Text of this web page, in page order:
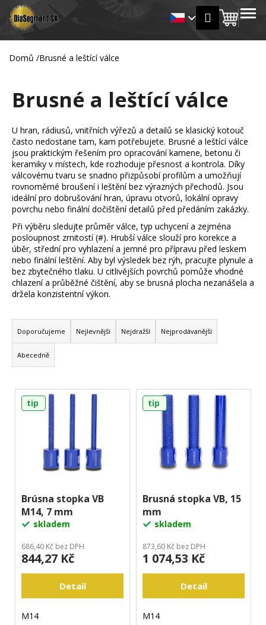
Přejít
obsah
Přihlášení
košík
MENU
Domů /Brusné a leštící válce
Brusné a leštící válce
U hran, rádiusů, vnitřních výřezů a detailů se klasický kotouč
často nedostane tam, kam potřebujete. Brusné a leštící válce
jsou praktickým řešením pro opracování kamene, betonu či
keramiky v místech, kde rozhoduje přesnost a kontrola. Díky
válcovému tvaru se snadno přizpůsobí profilům a umožňují
rovnoměrné broušení i leštění bez výrazných přechodů. Jsou
ideální pro dobrušování hran, úpravu otvorů, lokální opravy
povrchu nebo finální dočištění detailů před předáním zakázky.
Při výběru sledujte průměr válce, typ uchycení a zejména
posloupnost zrnitostí (#). Hrubší válce slouží pro korekce a
úběr, střední pro vyhlazení a jemné pro přípravu před leskem
nebo finální leštění. Aby byl výsledek bez rýh, pracujte plynule a
bez zbytečného tlaku. U citlivějších povrchů pomůže vhodné
chlazení a průběžné čištění, aby se brusná plocha nezanášela a
držela konzistentní výkon.
Ř
a
z
e
í
Doporučujeme Nejlevnější Nejdražší Nejprodávanější
Abecedně
V
tip
Brúsna stopka VB
M14, 7 mm
skladem
686,40 Kč bez DPH
844,27 Kč
Detail
M14
tip
Brusná stopka VB, 15
mm
skladem
873,60 Kč bez DPH
1 074,53 Kč
Detail
M14
š
Zpět
Zpět
C
p
o
t
ř
e
b
u
j
e
t
e
n
a
j
t
?
Hledat
m